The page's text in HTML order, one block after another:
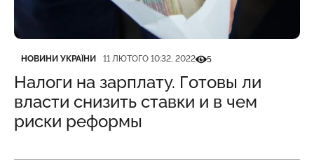
Категорія
НОВИНИ УКРАЇНИ
Дата публікації 11 ЛЮТОГО 10:32, 2022Кількість переглядів
5
Налоги на зарплату. Готовы ли
власти снизить ставки и в чем
риски реформы